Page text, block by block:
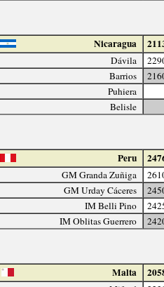
Nicaragua
Dávila
Barrios
Puhiera
Belisle
Peru
GM Granda Zuñiga
GM Urday Cáceres
IM Belli Pino
IM Oblitas Guerrero
Malta